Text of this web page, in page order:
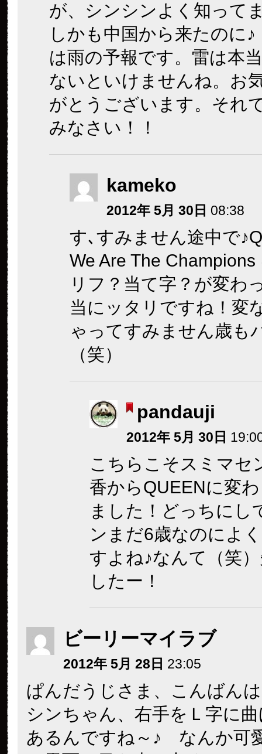
が、シンシンよく知って
しかも中国から来たのに♪
は雨の予報です。雷は本
ないといけませんね。お
がとうございます。それ
みなさい！！
kameko
2012年 5月 30日 08:38
す､すみません途中で
We Are The
リフ？当て字？が変わ
当にッタリですね！変
ゃってすみません歳も
（笑）
pandauji
2012年 5月 30日
こちらこそスミマセ
香からQUEENに変
ました！どっちにし
ンまだ6歳なのによ
すよね♪なんて（笑
したー！
ビーリーマイラブ
2012年 5月 28日 23:05
ぱんだうじさま、こんばん
シンちゃん、右手をＬ字に
あるんですね～♪ なんか可